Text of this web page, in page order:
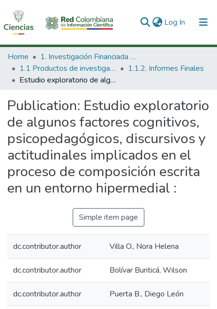
Log In (current)
Communities & Collections
All of DSpace
Home
1. Investigación Financiada con Recursos Públicos
1.1 Productos de investigación
1.1.2. Informes Finales
Estudio exploratorio de algunos factores cognitivos, psicopedagógicos, discursivos y actitudinales implicados en el proceso de composición escrita en un entorno hipermedial :
Publication: Estudio exploratorio
de algunos factores cognitivos,
psicopedagógicos, discursivos y
actitudinales implicados en el
proceso de composición escrita
en un entorno hipermedial :
Simple item page
dc.contributor.author Villa O., Nora Helena
dc.contributor.author Bolívar Buriticá, Wilson
dc.contributor.author Puerta B., Diego León